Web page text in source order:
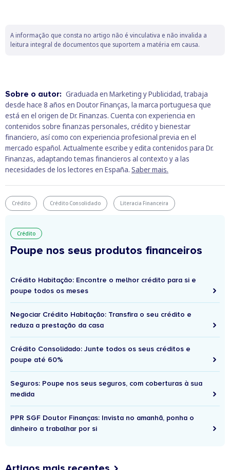
A informação que consta no artigo não é vinculativa e não invalida a
leitura integral de documentos que suportem a matéria em causa.
Sobre o autor: Graduada en Marketing y Publicidad, trabaja
desde hace 8 años en Doutor Finanças, la marca portuguesa que
está en el origen de Dr. Finanzas. Cuenta con experiencia en
contenidos sobre finanzas personales, crédito y bienestar
financiero, así como con experiencia profesional previa en el
mercado español. Actualmente escribe y edita contenidos para Dr.
Finanzas, adaptando temas financieros al contexto y a las
necesidades de los lectores en España. Saber mais.
Crédito Crédito Consolidado Literacia Financeira
Crédito
Poupe nos seus produtos financeiros
Crédito Habitação: Encontre o melhor crédito para si e
poupe todos os meses
Negociar Crédito Habitação: Transfira o seu crédito e
reduza a prestação da casa
Crédito Consolidado: Junte todos os seus créditos e
poupe até 60%
Seguros: Poupe nos seus seguros, com coberturas à sua
medida
PPR SGF Doutor Finanças: Invista no amanhã, ponha o
dinheiro a trabalhar por si